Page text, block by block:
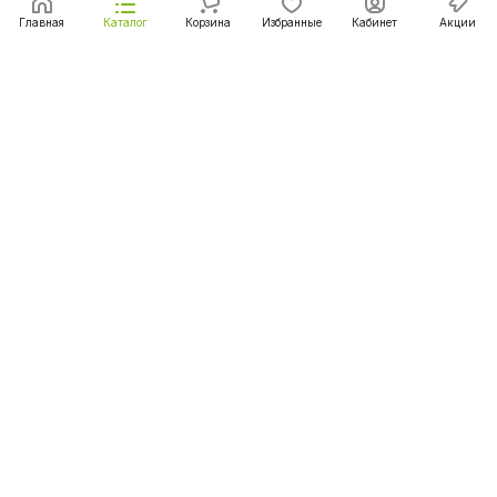
Главная Каталог Корзина Избранные Кабинет Акции